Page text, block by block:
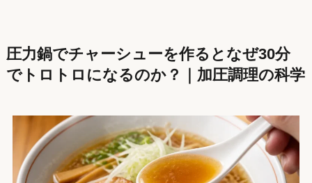
圧力鍋でチャーシューを作るとなぜ30分
でトロトロになるのか？｜加圧調理の科学